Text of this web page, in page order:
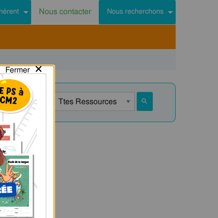
Nous contacter Nous recherchons
Fermer×